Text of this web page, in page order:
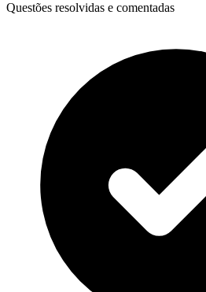
Questões resolvidas e comentadas